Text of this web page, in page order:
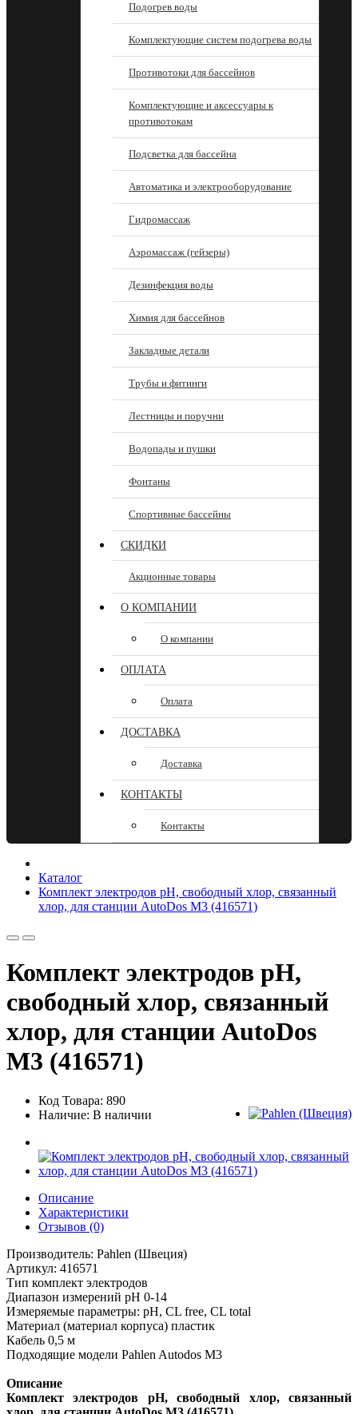
Подогрев воды
Комплектующие систем подогрева воды
Противотоки для бассейнов
Комплектующие и аксессуары к
противотокам
Подсветка для бассейна
Автоматика и электрооборудование
Гидромассаж
Аэромассаж (гейзеры)
Дезинфекция воды
Химия для бассейнов
Закладные детали
Трубы и фитинги
Лестницы и поручни
Водопады и пушки
Фонтаны
Спортивные бассейны
СКИДКИ
Акционные товары
О КОМПАНИИ
О компании
ОПЛАТА
Оплата
ДОСТАВКА
Доставка
КОНТАКТЫ
Контакты
Каталог
Комплект электродов pH, свободный хлор, связанный
хлор, для станции AutoDos M3 (416571)
Комплект электродов pH,
свободный хлор, связанный
хлор, для станции AutoDos
M3 (416571)
Код Товара: 890
Наличие: В наличии
Описание
Характеристики
Отзывов (0)
Производитель: Pahlen (Швеция)
Артикул: 416571
Тип комплект электродов
Диапазон измерений pH 0-14
Измеряемые параметры: pH, CL free, CL total
Материал (материал корпуса) пластик
Кабель 0,5 м
Подходящие модели Pahlen Autodos M3
Описание
Комплект электродов pH, свободный хлор, связанный